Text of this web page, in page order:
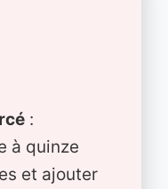
:
à quinze
et ajouter